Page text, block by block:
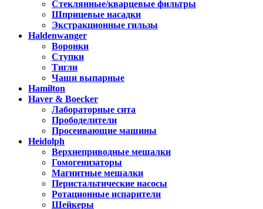
Стеклянные/кварцевые фильтры
Шприцевые насадки
Экстракционные гильзы
Haldenwanger
Воронки
Ступки
Тигли
Чаши выпарные
Hamilton
Haver & Boecker
Лабораторные сита
Прободелители
Просеивающие машины
Heidolph
Верхнеприводные мешалки
Гомогенизаторы
Магнитные мешалки
Перистальтические насосы
Ротационные испарители
Шейкеры